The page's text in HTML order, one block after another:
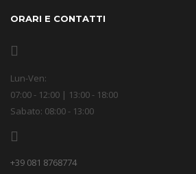
ORARI E CONTATTI
Lun-Ven:
07:00 - 12:00 | 13:00 - 18:00
Sabato: 08:00 - 13:00
+39 081 8768774